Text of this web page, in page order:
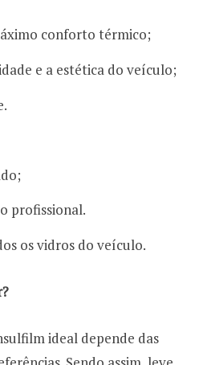
conforto térmico;
e a estética do veículo;
profissional.
os vidros do veículo.
ideal depende das